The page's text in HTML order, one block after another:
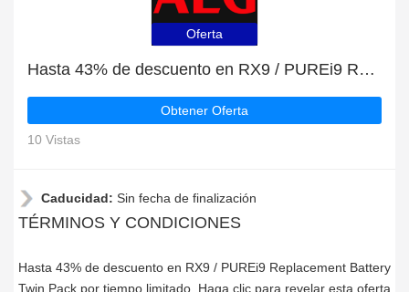
Oferta
Hasta 43% de descuento en RX9 / PUREi9 Replacement Battery Twin Pack por tiempo limitado
Obtener Oferta
10 Vistas
Caducidad: Sin fecha de finalización
TÉRMINOS Y CONDICIONES
Hasta 43% de descuento en RX9 / PUREi9 Replacement Battery
Twin Pack por tiempo limitado, Haga clic para revelar esta oferta